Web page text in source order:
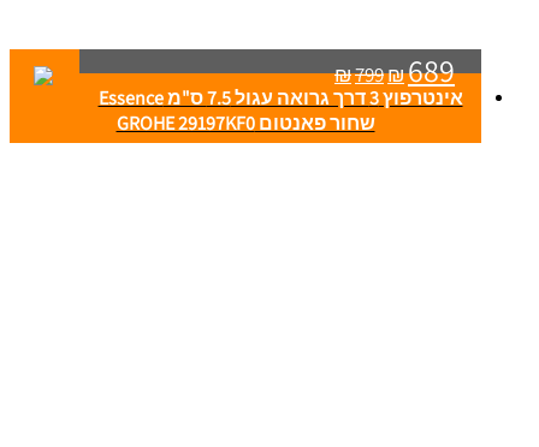
₪799₪689
אינטרפוץ 3 דרך גרואה עגול 7.5 ס"מ Essence
שחור פאנטום GROHE 29197KF0